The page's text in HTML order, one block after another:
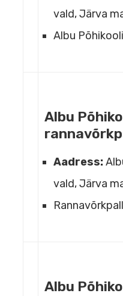
vald, Järva
Albu
Albu
Aadress:
vald, Järva
Albu